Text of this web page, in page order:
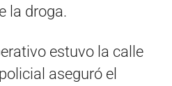
la droga.
estuvo la calle
aseguró el